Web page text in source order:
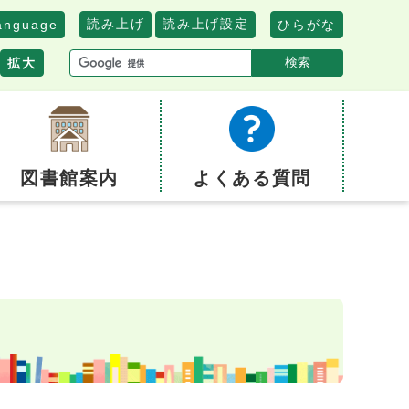
読み上げ 読み上げ設定 ひらがな
拡大 検索
図書館案内 よくある質問